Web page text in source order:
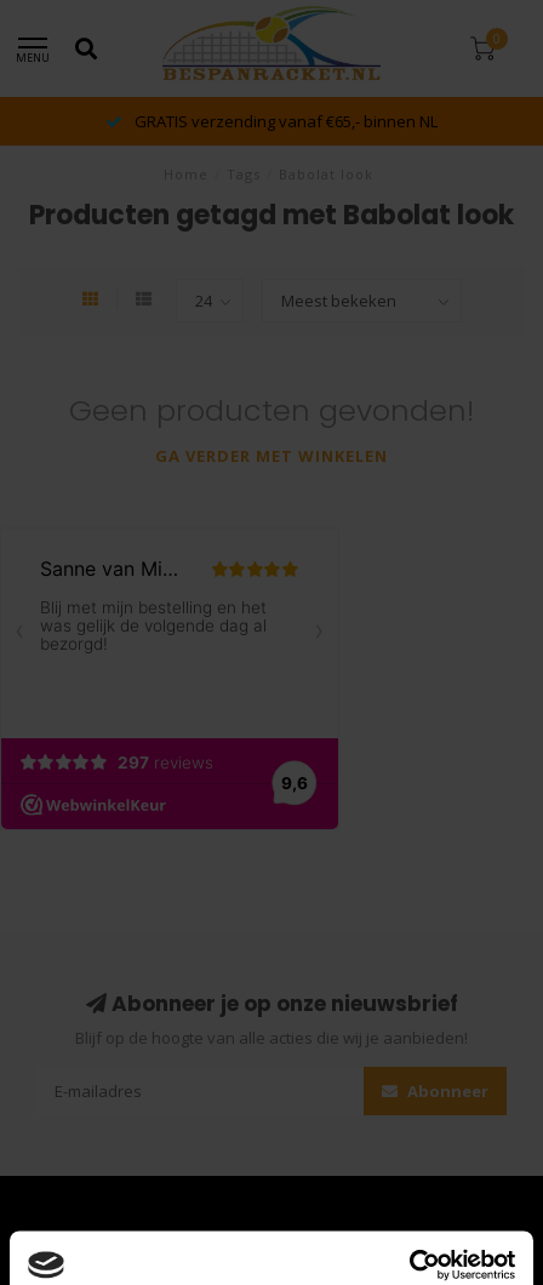
MENU
0
GRATIS verzending vanaf €65,- binnen NL
Producten getagd met Babolat look
Geen producten gevonden!
GA VERDER MET WINKELEN
Abonneer je op onze nieuwsbrief
Blijf op de hoogte van alle acties die wij je aanbieden!
Abonneer